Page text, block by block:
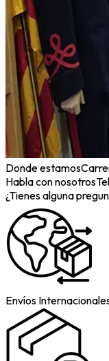
Donde estamos
Habla con nosotros
¿Tienes alguna
Envíos